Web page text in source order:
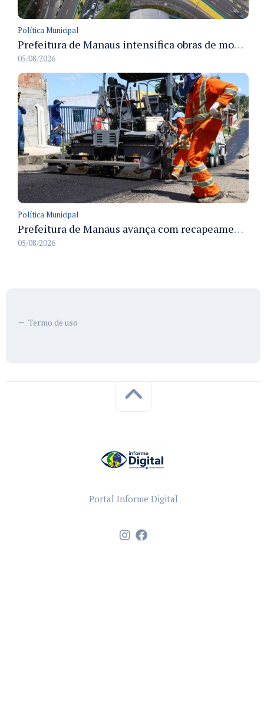
Política Municipal
Prefeitura de Manaus intensifica obras de modernização no viaduto Miguel Arraes para ampliar segurança e acessibilidade na região
05/08/2026
Política Municipal
Prefeitura de Manaus avança com recapeamento no Parque Rio Solimões e cobre cerca de 30 ruas
05/08/2026
Termo de uso
Portal Informe Digital